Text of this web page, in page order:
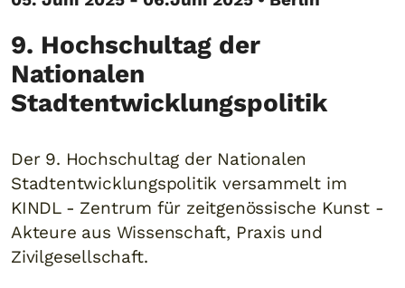
9. Hochschultag der
Nationalen
Stadtentwicklungspolitik
Der 9. Hochschultag der Nationalen
Stadtentwicklungspolitik versammelt im
KINDL - Zentrum für zeitgenössische Kunst -
Akteure aus Wissenschaft, Praxis und
Zivilgesellschaft.